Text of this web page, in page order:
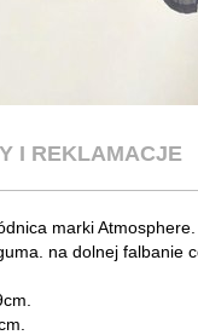
I REKLAMACJE
marki
na dolnej falbanie